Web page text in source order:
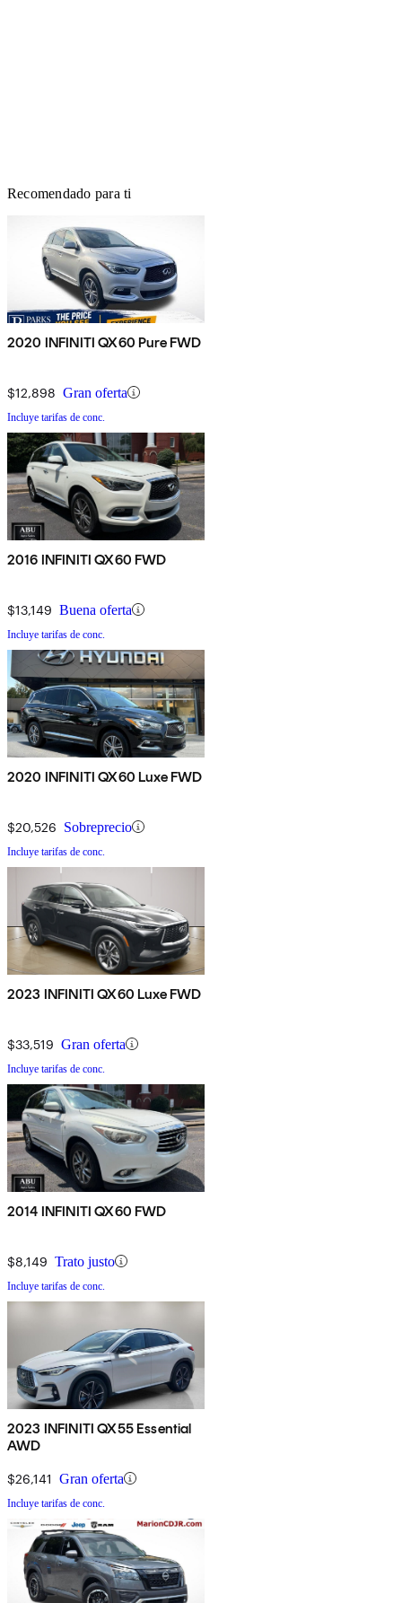
Recomendado para ti
2020 INFINITI QX60 Pure FWD
$12,898 Gran oferta
Incluye tarifas de conc.
2016 INFINITI QX60 FWD
$13,149 Buena oferta
Incluye tarifas de conc.
2020 INFINITI QX60 Luxe FWD
$20,526 Sobreprecio
Incluye tarifas de conc.
2023 INFINITI QX60 Luxe FWD
$33,519 Gran oferta
Incluye tarifas de conc.
2014 INFINITI QX60 FWD
$8,149 Trato justo
Incluye tarifas de conc.
2023 INFINITI QX55 Essential
AWD
$26,141 Gran oferta
Incluye tarifas de conc.